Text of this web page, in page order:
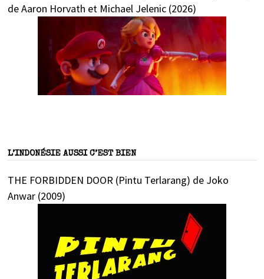
de Aaron Horvath et Michael Jelenic (2026)
L’INDONÉSIE AUSSI C’EST BIEN
THE FORBIDDEN DOOR (Pintu Terlarang) de Joko
Anwar (2009)